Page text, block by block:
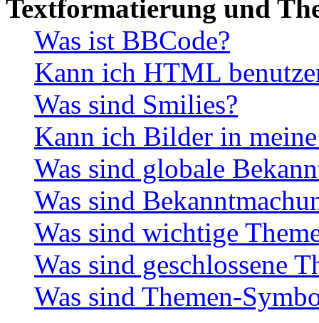
Textformatierung und
Was ist BBCode?
Kann ich HTML
Was sind Smilies?
Kann ich Bilder in
Was sind globale
Was sind
Was sind wichtige
Was sind geschlossene
Was sind Themen-